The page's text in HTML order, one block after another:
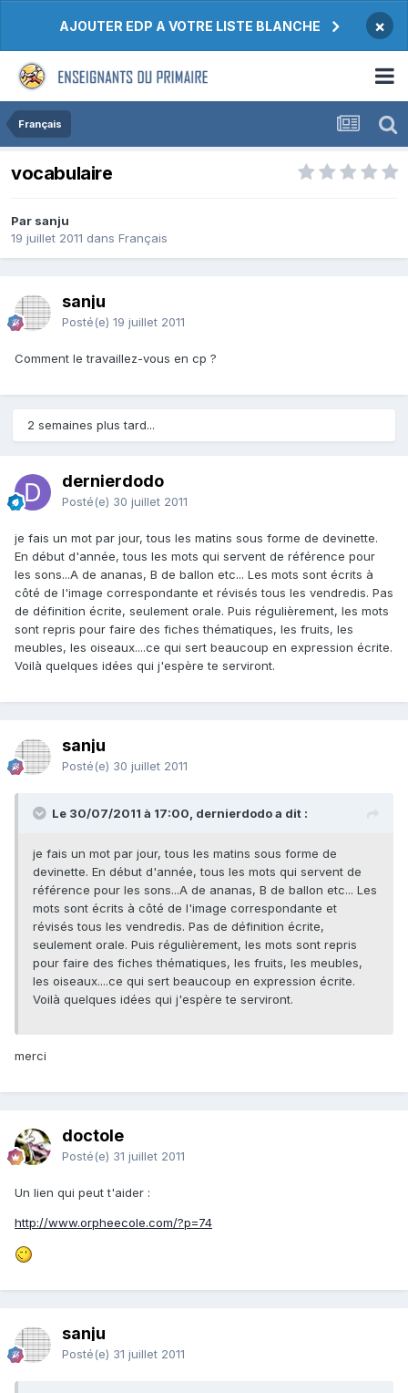
AJOUTER EDP A VOTRE LISTE BLANCHE ×
Français
vocabulaire
Par sanju
19 juillet 2011 dans Français
sanju
Posté(e) 19 juillet 2011
Comment le travaillez-vous en cp ?
2 semaines plus tard...
dernierdodo
Posté(e) 30 juillet 2011
je fais un mot par jour, tous les matins sous forme de devinette.
En début d'année, tous les mots qui servent de référence pour
les sons...A de ananas, B de ballon etc... Les mots sont écrits à
côté de l'image correspondante et révisés tous les vendredis. Pas
de définition écrite, seulement orale. Puis régulièrement, les mots
sont repris pour faire des fiches thématiques, les fruits, les
meubles, les oiseaux....ce qui sert beaucoup en expression écrite.
Voilà quelques idées qui j'espère te serviront.
sanju
Posté(e) 30 juillet 2011
Le 30/07/2011 à 17:00, dernierdodo a dit :
je fais un mot par jour, tous les matins sous forme de
devinette. En début d'année, tous les mots qui servent de
référence pour les sons...A de ananas, B de ballon etc... Les
mots sont écrits à côté de l'image correspondante et
révisés tous les vendredis. Pas de définition écrite,
seulement orale. Puis régulièrement, les mots sont repris
pour faire des fiches thématiques, les fruits, les meubles,
les oiseaux....ce qui sert beaucoup en expression écrite.
Voilà quelques idées qui j'espère te serviront.
merci
doctole
Posté(e) 31 juillet 2011
Un lien qui peut t'aider :
http://www.orpheecole.com/?p=74
sanju
Posté(e) 31 juillet 2011